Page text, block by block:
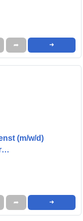
➦ ➜
(m/w/d)
➦ ➜